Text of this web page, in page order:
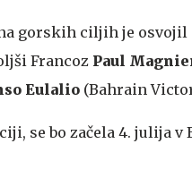
gorskih ciljih je osvojil
Francoz Paul
Eulalio (Bahrain
se bo začela 4. julija v